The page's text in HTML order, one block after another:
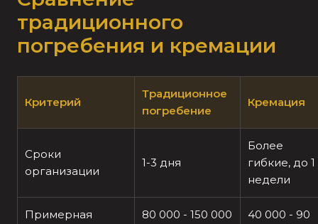
традиционного
погребения и кремации
Критерий
Традиционное
погребение
Кремация
Сроки
организации
1-3 дня
Более
гибкие, до 1
недели
Примерная
80 000 - 150 000
40 000 - 90